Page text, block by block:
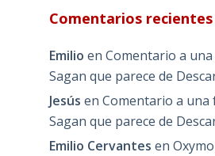
Comentarios recientes
Emilio en Comentario a
Sagan que parece de
Jesús en Comentario a una
Sagan que parece de
Emilio Cervantes en